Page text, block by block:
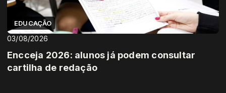
EDUCAÇÃO
03/08/2026
Encceja 2026: alunos já podem consultar
cartilha de redação